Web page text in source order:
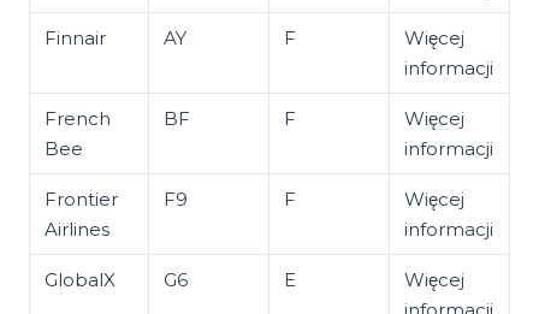
Finnair AY F
Więcej
informacji
French
Bee
BF F
Więcej
informacji
Frontier
Airlines
F9 F
Więcej
informacji
GlobalX G6 E
Więcej